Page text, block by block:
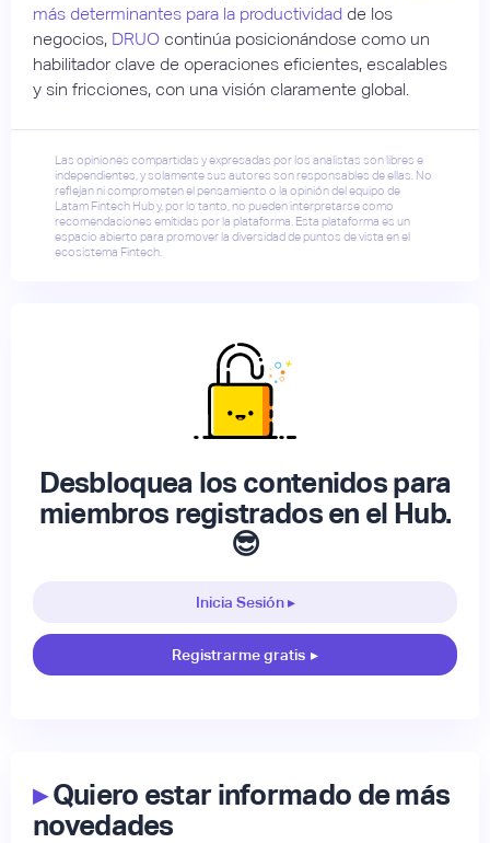
más determinantes para la productividad de los
negocios, DRUO continúa posicionándose como un
habilitador clave de operaciones eficientes, escalables
y sin fricciones, con una visión claramente global.
Las opiniones compartidas y expresadas por los analistas son libres e
independientes, y solamente sus autores son responsables de ellas. No
reflejan ni comprometen el pensamiento o la opinión del equipo de
Latam Fintech Hub y, por lo tanto, no pueden interpretarse como
recomendaciones emitidas por la plataforma. Esta plataforma es un
espacio abierto para promover la diversidad de puntos de vista en el
ecosistema Fintech.
Desbloquea los contenidos para
miembros registrados en el Hub.
😎
Inicia Sesión ▸
Registrarme gratis ▸
▸Quiero estar informado de más
novedades